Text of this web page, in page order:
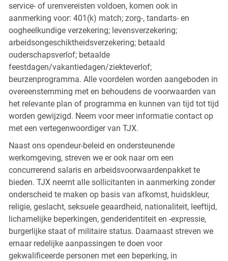
service- of urenvereisten voldoen, komen ook in
aanmerking voor: 401(k) match; zorg-, tandarts- en
oogheelkundige verzekering; levensverzekering;
arbeidsongeschiktheidsverzekering; betaald
ouderschapsverlof; betaalde
feestdagen/vakantiedagen/ziekteverlof;
beurzenprogramma. Alle voordelen worden aangeboden in
overeenstemming met en behoudens de voorwaarden van
het relevante plan of programma en kunnen van tijd tot tijd
worden gewijzigd. Neem voor meer informatie contact op
met een vertegenwoordiger van TJX.
Naast ons opendeur-beleid en ondersteunende
werkomgeving, streven we er ook naar om een
concurrerend salaris en arbeidsvoorwaardenpakket te
bieden. TJX neemt alle sollicitanten in aanmerking zonder
onderscheid te maken op basis van afkomst, huidskleur,
religie, geslacht, seksuele geaardheid, nationaliteit, leeftijd,
lichamelijke beperkingen, genderidentiteit en -expressie,
burgerlijke staat of militaire status. Daarnaast streven we
ernaar redelijke aanpassingen te doen voor
gekwalificeerde personen met een beperking, in